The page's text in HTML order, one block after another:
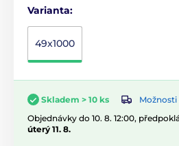
Varianta:
49x1000
Skladem > 10 ks
Možnosti
Objednávky do 10. 8. 12:00,
úterý 11. 8.